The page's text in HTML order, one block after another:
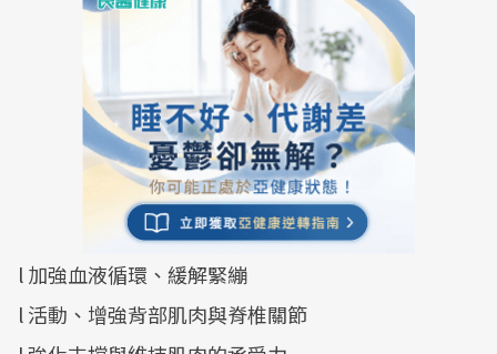
l 加強血液循環、緩解緊繃
l 活動、增強背部肌肉與脊椎關節